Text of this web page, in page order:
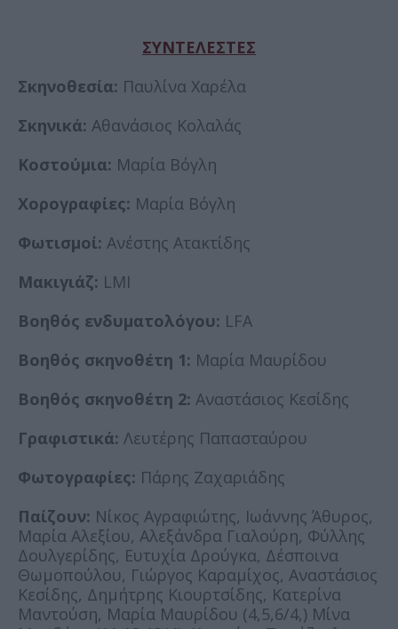
ΣΥΝΤΕΛΕΣΤΕΣ
Σκηνοθεσία: Παυλίνα Χαρέλα
Σκηνικά: Αθανάσιος Κολαλάς
Κοστούμια: Μαρία Βόγλη
Χορογραφίες: Μαρία Βόγλη
Φωτισμοί: Ανέστης Ατακτίδης
Μακιγιάζ: LMI
Βοηθός ενδυματολόγου: LFA
Βοηθός σκηνοθέτη 1: Μαρία Μαυρίδου
Βοηθός σκηνοθέτη 2: Αναστάσιος Κεσίδης
Γραφιστικά: Λευτέρης Παπασταύρου
Φωτογραφίες: Πάρης Ζαχαριάδης
Παίζουν: Νίκος Αγραφιώτης, Ιωάννης Άθυρος,
Μαρία Αλεξίου, Αλεξάνδρα Γιαλούρη, Φύλλης
Δουλγερίδης, Ευτυχία Δρούγκα, Δέσποινα
Θωμοπούλου, Γιώργος Καραμίχος, Αναστάσιος
Κεσίδης, Δημήτρης Κιουρτσίδης, Κατερίνα
Μαντούση, Μαρία Μαυρίδου (4,5,6/4,) Μίνα